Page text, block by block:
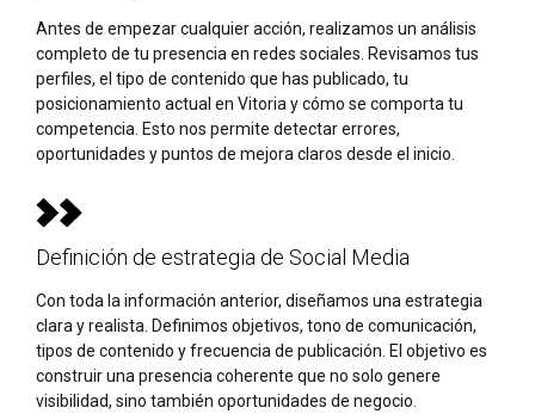
Antes de empezar cualquier acción, realizamos un análisis
completo de tu presencia en redes sociales. Revisamos tus
perfiles, el tipo de contenido que has publicado, tu
posicionamiento actual en Vitoria y cómo se comporta tu
competencia. Esto nos permite detectar errores,
oportunidades y puntos de mejora claros desde el inicio.
Definición de estrategia de Social Media
Con toda la información anterior, diseñamos una estrategia
clara y realista. Definimos objetivos, tono de comunicación,
tipos de contenido y frecuencia de publicación. El objetivo es
construir una presencia coherente que no solo genere
visibilidad, sino también oportunidades de negocio.